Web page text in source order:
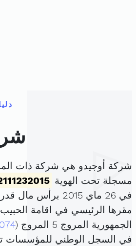
شركة أوجيدو هي شركة ذات
مسجلة تحت الهوية
في 26 ماي 2015 برأس مال قدره
الجمهورية المروج 5 المروج (
في السجل الوطني للمؤسسات